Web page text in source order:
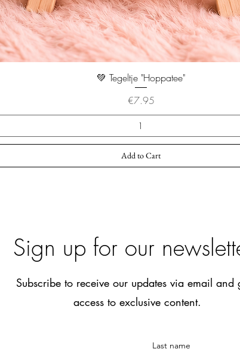
💚 Tegeltje "Hoppatee"
Price
€7.95
Add to Cart
Sign up for our
Subscribe to receive our updates via email and
access to exclusive content.
Last name